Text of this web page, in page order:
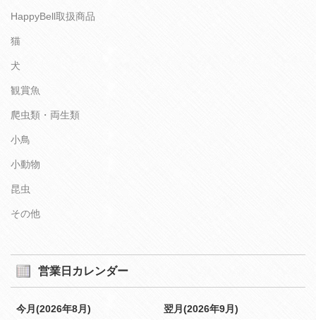
HappyBell取扱商品
猫
犬
観賞魚
爬虫類・両生類
小鳥
小動物
昆虫
その他
営業日カレンダー
今月(2026年8月)
翌月(2026年9月)